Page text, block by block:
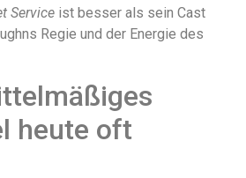
Service ist besser als sein Cast
Regie und der Energie des
heute oft